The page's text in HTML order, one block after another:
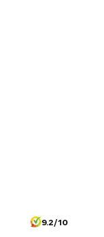
9.2/10